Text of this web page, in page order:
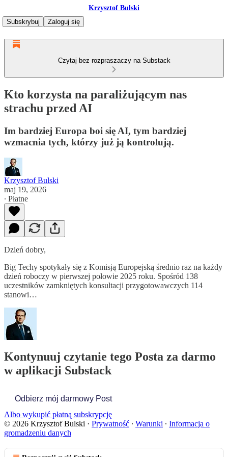
Krzysztof Bulski
Subskrybuj
Zaloguj się
Czytaj bez rozpraszaczy na Substack
Kto korzysta na paraliżującym nas
strachu przed AI
Im bardziej Europa boi się AI, tym bardziej
wzmacnia tych, którzy już ją kontrolują.
Krzysztof Bulski
maj 19, 2026
∙ Płatne
Dzień dobry,
Big Techy spotykały się z Komisją Europejską średnio raz na każdy
dzień roboczy w pierwszej połowie 2025 roku. Spośród 138
uczestników zamkniętych konsultacji przygotowawczych 114
stanowi…
Kontynuuj czytanie tego Posta za darmo
w aplikacji Substack
Odbierz mój darmowy Post
Albo wykupić płatną subskrypcję
© 2026 Krzysztof Bulski · Prywatność ∙ Warunki ∙ Informacja o
gromadzeniu danych